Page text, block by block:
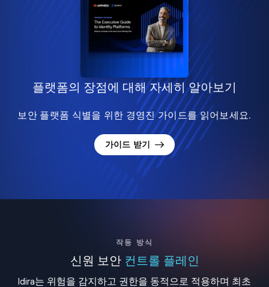
플랫폼의 장점에 대해 자세히 알아보기
보안 플랫폼 식별을 위한 경영진 가이드를 읽어보세요.
가이드 받기
작동 방식
신원 보안 컨트롤 플레인
Idira는 위험을 감지하고 권한을 동적으로 적용하며 최초